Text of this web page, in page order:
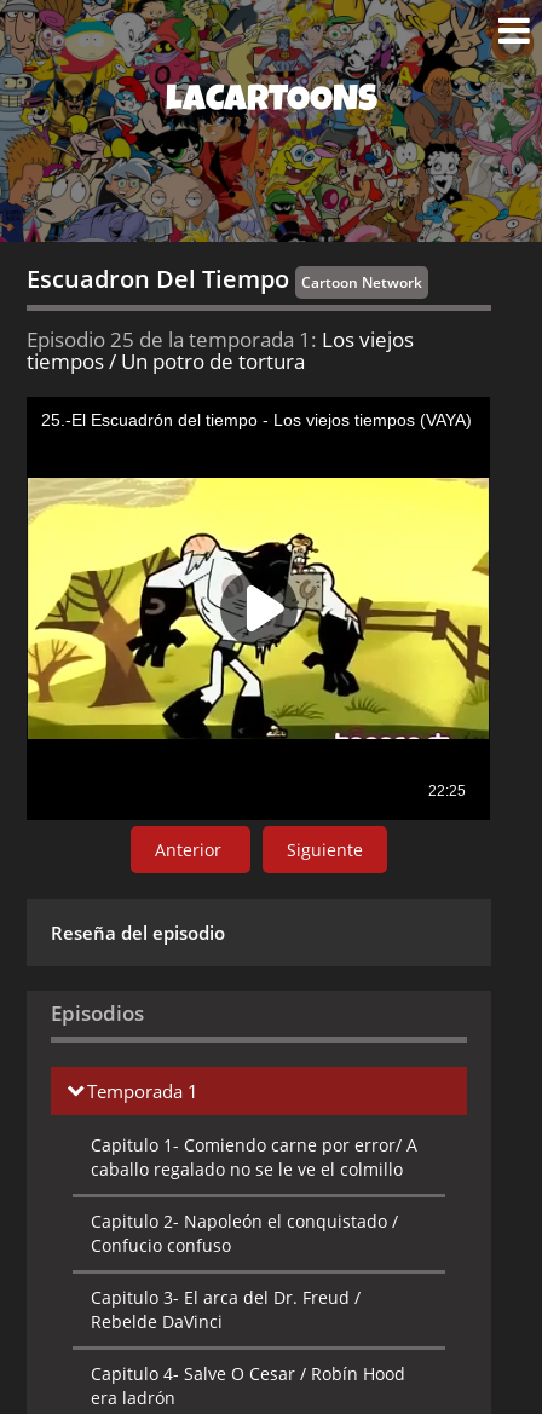
LACARTOONS
Escuadron Del Tiempo Cartoon Network
Episodio 25 de la temporada 1: Los viejos
tiempos / Un potro de tortura
Anterior Siguiente
Reseña del episodio
Episodios
Temporada 1
Capitulo 1- Comiendo carne por error/ A
caballo regalado no se le ve el colmillo
Capitulo 2- Napoleón el conquistado /
Confucio confuso
Capitulo 3- El arca del Dr. Freud /
Rebelde DaVinci
Capitulo 4- Salve O Cesar / Robín Hood
era ladrón